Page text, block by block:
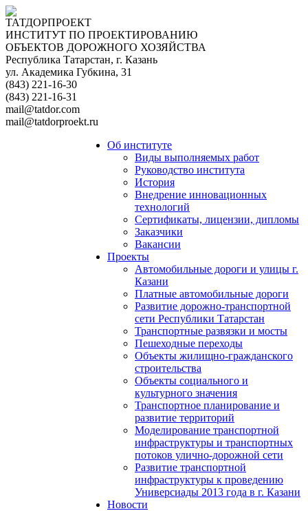
ТАТДОРПРОЕКТ
ИНСТИТУТ ПО ПРОЕКТИРОВАНИЮ
ОБЪЕКТОВ ДОРОЖНОГО ХОЗЯЙСТВА
Республика Татарстан, г. Казань
ул. Академика Губкина, 31
(843) 221-16-30
(843) 221-16-31
mail@tatdor.com
mail@tatdorproekt.ru
Об институте
Виды выполняемых работ
Руководство института
История
Внедрение инновационных
технологий
Сертификаты, лицензии, дипломы
Заказчики
Вакансии
Проекты
Автомобильные дороги и улицы г.
Казани
Платные автомобильные дороги
Развитие дорожно-транспортной
сети Республики Татарстан
Транспортные развязки и мосты
Пешеходные переходы
Объекты жилищно-гражданского
строительства
Объекты социального и
культурного значения
Транспортное планирование и
развитие территорий
Моделирование транспортной
инфраструктуры и транспортных
потоков улично-дорожной сети
Развитие транспортной
инфраструктуры к проведению
Универсиады 2013 года в г. Казани
Новости